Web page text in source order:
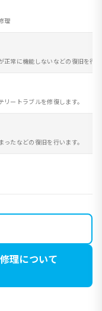
理
常に機能しないなどの復旧を行
ートラブルを修復します。
たなどの復旧を行います。
理について